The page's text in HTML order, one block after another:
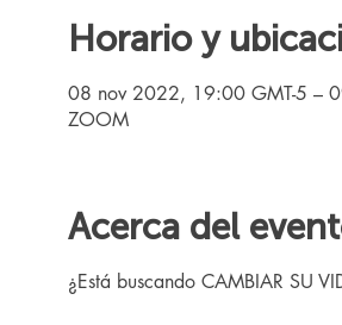
Horario y
08 nov 2022, 19:00 GMT-5 –
ZOOM
Acerca del
¿Está buscando CAMBIAR SU